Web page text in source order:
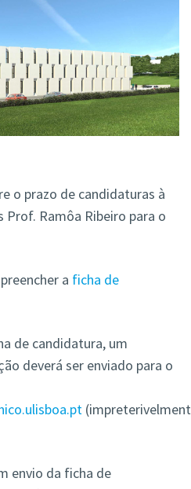
o prazo de candidaturas à
Prof. Ramôa Ribeiro para o
a ficha de
de candidatura, um
deverá ser enviado para o
envio da ficha de